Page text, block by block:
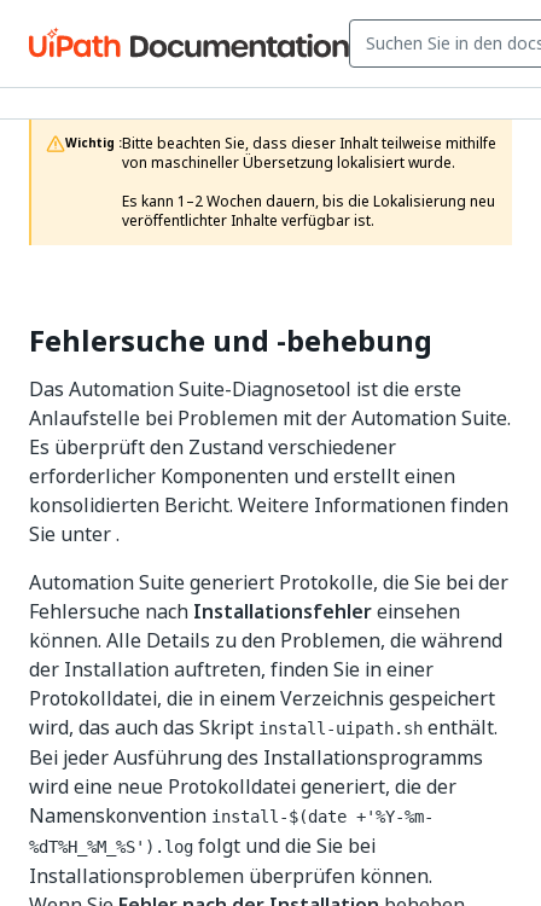
Wichtig :Bitte beachten Sie, dass dieser Inhalt teilweise mithilfe
von maschineller Übersetzung lokalisiert wurde.
Es kann 1–2 Wochen dauern, bis die Lokalisierung neu
veröffentlichter Inhalte verfügbar ist.
Fehlersuche und ‑behebung
Das Automation Suite-Diagnosetool ist die erste
Anlaufstelle bei Problemen mit der Automation Suite.
Es überprüft den Zustand verschiedener
erforderlicher Komponenten und erstellt einen
konsolidierten Bericht. Weitere Informationen finden
Sie unter .
Automation Suite generiert Protokolle, die Sie bei der
Fehlersuche nach Installationsfehlereinsehen
können. Alle Details zu den Problemen, die während
der Installation auftreten, finden Sie in einer
Protokolldatei, die in einem Verzeichnis gespeichert
wird, das auch das Skript install-uipath.sh enthält.
Bei jeder Ausführung des Installationsprogramms
wird eine neue Protokolldatei generiert, die der
Namenskonvention install-$(date +'%Y-%m-
%dT%H_%M_%S').log folgt und die Sie bei
Installationsproblemen überprüfen können.